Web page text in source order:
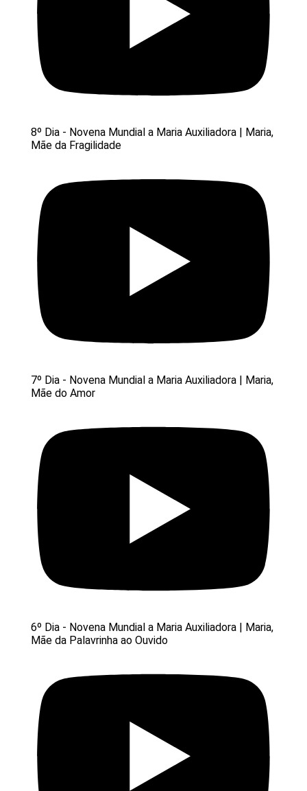
8º Dia - Novena Mundial a Maria Auxiliadora | Maria,
Mãe da Fragilidade
7º Dia - Novena Mundial a Maria Auxiliadora | Maria,
Mãe do Amor
6º Dia - Novena Mundial a Maria Auxiliadora | Maria,
Mãe da Palavrinha ao Ouvido